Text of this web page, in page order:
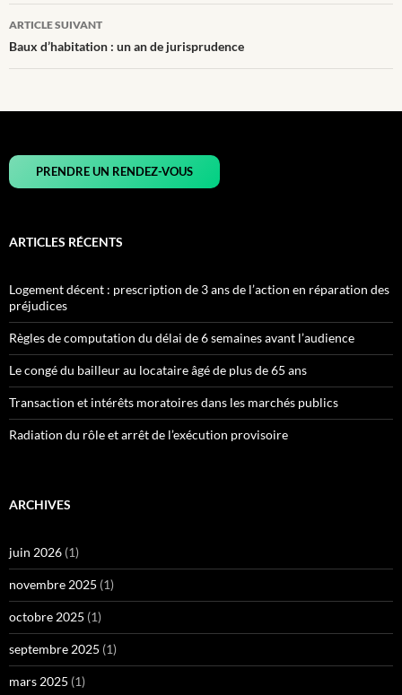
articles
ARTICLE SUIVANT
Baux d’habitation : un an de jurisprudence
PRENDRE UN RENDEZ-VOUS
ARTICLES RÉCENTS
Logement décent : prescription de 3 ans de l’action en réparation des
préjudices
Règles de computation du délai de 6 semaines avant l’audience
Le congé du bailleur au locataire âgé de plus de 65 ans
Transaction et intérêts moratoires dans les marchés publics
Radiation du rôle et arrêt de l’exécution provisoire
ARCHIVES
juin 2026 (1)
novembre 2025 (1)
octobre 2025 (1)
septembre 2025 (1)
mars 2025 (1)